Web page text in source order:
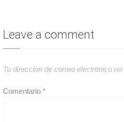
Leave a comment
Tu dirección de correo electrónico no
Comentario *